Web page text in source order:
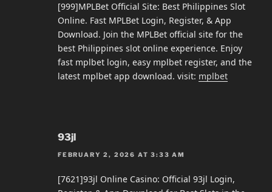
[999]MPLBet Official Site: Best Philippines Slot
Online. Fast MPLBet Login, Register, & App
Download. Join the MPLBet official site for the
best Philippines slot online experience. Enjoy
fast mplbet login, easy mplbet register, and the
latest mplbet app download. visit: mplbet
93jl
FEBRUARY 2, 2026 AT 3:33 AM
[7621]93jl Online Casino: Official 93jl Login,